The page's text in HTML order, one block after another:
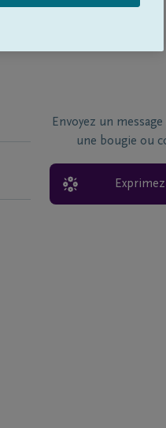
Envoyez un
une bougie ou